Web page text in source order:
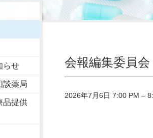
らせ
談薬局
品提供
会報編集委員
2026年7月6日 7:00 PM –